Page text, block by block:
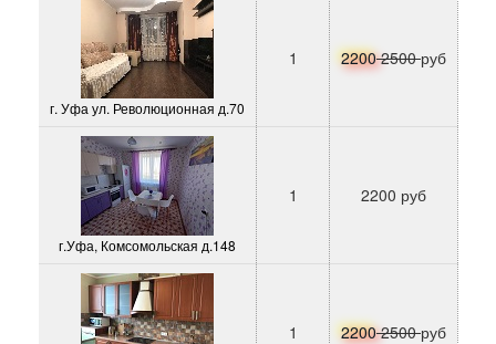
г. Уфа ул. Революционная д.70
1 22002500руб
г.Уфа, Комсомольская д.148
1 2200 руб
1 22002500руб